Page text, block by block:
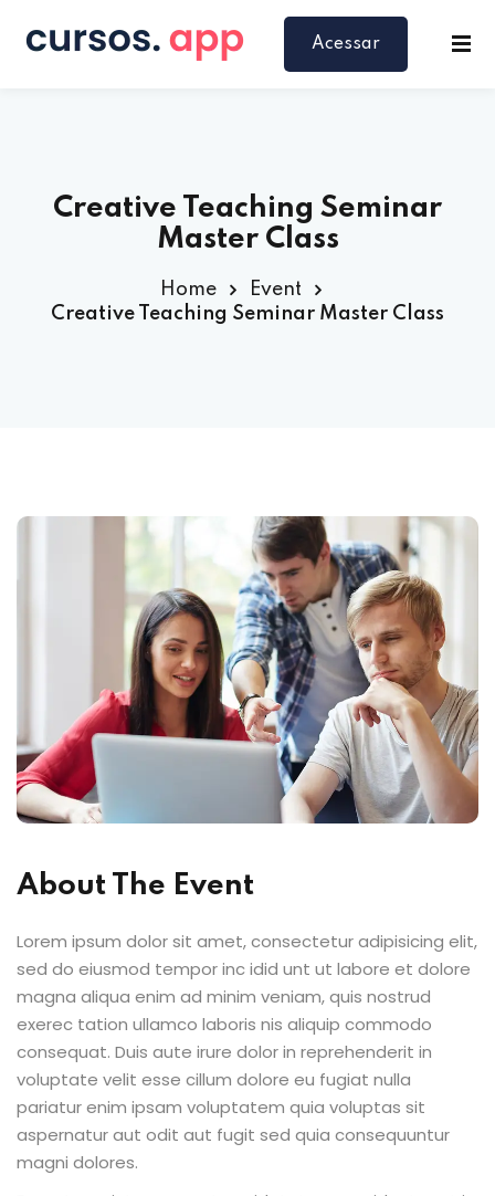
Acessar
Creative Teaching Seminar
Master Class
Home
Event
Creative Teaching Seminar Master Class
About The Event
Lorem ipsum dolor sit amet, consectetur adipisicing elit,
sed do eiusmod tempor inc idid unt ut labore et dolore
magna aliqua enim ad minim veniam, quis nostrud
exerec tation ullamco laboris nis aliquip commodo
consequat. Duis aute irure dolor in reprehenderit in
voluptate velit esse cillum dolore eu fugiat nulla
pariatur enim ipsam voluptatem quia voluptas sit
aspernatur aut odit aut fugit sed quia consequuntur
magni dolores.